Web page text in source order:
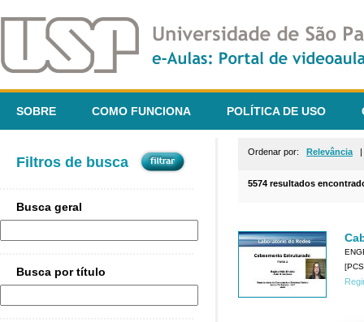
SOBRE COMO FUNCIONA POLÍTICA DE USO
Filtros de busca
Busca geral
Busca por título
Ordenar por: Relevância
5574 resultados